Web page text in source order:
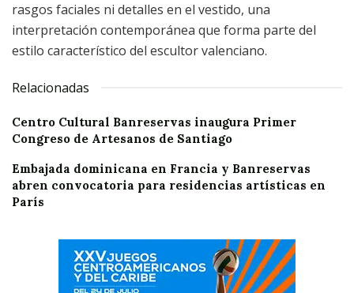
rasgos faciales ni detalles en el vestido, una
interpretación contemporánea que forma parte del
estilo característico del escultor valenciano.
Relacionadas
Centro Cultural Banreservas inaugura Primer
Congreso de Artesanos de Santiago
Embajada dominicana en Francia y Banreservas
abren convocatoria para residencias artísticas en
París